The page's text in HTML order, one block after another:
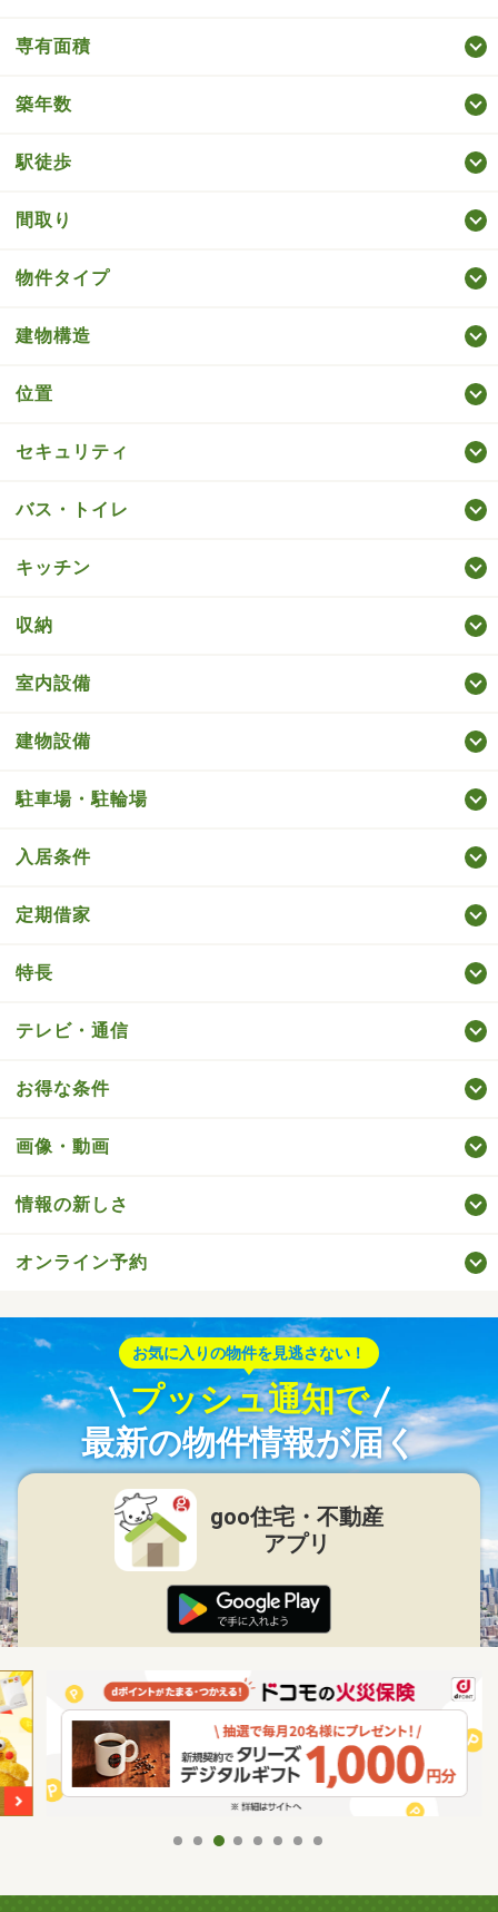
専有面積
築年数
駅徒歩
間取り
物件タイプ
建物構造
位置
セキュリティ
バス・トイレ
キッチン
収納
室内設備
建物設備
駐車場・駐輪場
入居条件
定期借家
特長
テレビ・通信
お得な条件
画像・動画
情報の新しさ
オンライン予約
お気に入りの物件を見逃さない！
プッシュ通知で
最新の物件情報が届く
goo住宅・不動産
アプリ